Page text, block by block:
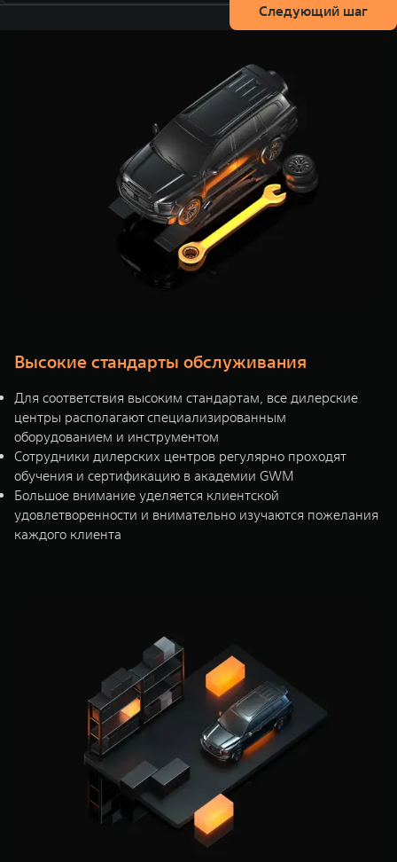
Следующий шаг
Высокие стандарты обслуживания
Для соответствия высоким стандартам, все дилерские
центры располагают специализированным
оборудованием и инструментом
Сотрудники дилерских центров регулярно проходят
обучения и сертификацию в академии GWM
Большое внимание уделяется клиентской
удовлетворенности и внимательно изучаются пожелания
каждого клиента